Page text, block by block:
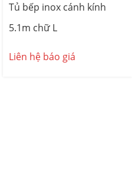
Tủ bếp inox cánh kính
5.1m chữ L
Liên hệ báo giá